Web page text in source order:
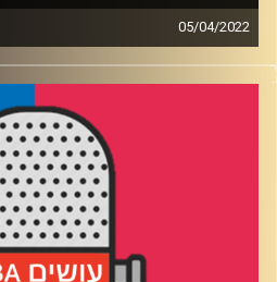
05/04/2022
פודקאסט האן.בי.איי עם ערן
דוידוביץ' ועידן לוצקי.